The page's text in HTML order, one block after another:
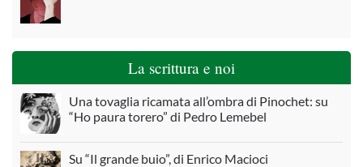
La scrittura e noi
Una tovaglia ricamata all’ombra di Pinochet: su
“Ho paura torero” di Pedro Lemebel
Su “Il grande buio”, di Enrico Macioci